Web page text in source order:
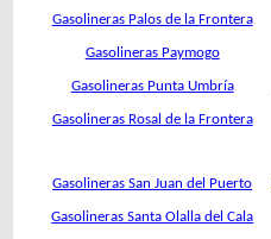
Gasolineras Palos de la Frontera
Gasolineras Paymogo
Gasolineras Punta Umbría
Gasolineras Rosal de la Frontera
Gasolineras San Juan del Puerto
Gasolineras Santa Olalla del Cala